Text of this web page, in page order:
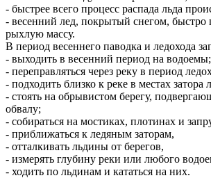
- быстрее всего процесс распада льда
- весенний лед, покрытый снегом, быстро
рыхлую массу.
В период весеннего паводка и ледохода
- выходить в весенний период на водоемы;
- переправляться через реку в период
- подходить близко к реке в местах затора
- стоять на обрывистом берегу,
обвалу;
- собираться на мостиках, плотинах и
- приближаться к ледяным заторам,
- отталкивать льдины от берегов,
- измерять глубину реки или любого
- ходить по льдинам и кататься на них.